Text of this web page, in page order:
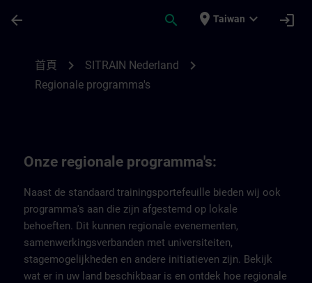
arrow_back search place Taiwan expand_more login
首頁 chevron_right SITRAIN Nederland chevron_right
Regionale programma's
Onze regionale programma's:
Naast de standaard trainingsportefeuille bieden wij ook
programma's aan die zijn afgestemd op lokale
behoeften. Dit kunnen regionale evenementen,
samenwerkingsverbanden met universiteiten,
stagemogelijkheden en andere initiatieven zijn. Bekijk
wat er in uw land beschikbaar is en ontdek hoe regionale